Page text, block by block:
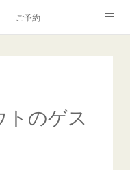
ご予約
トのゲス